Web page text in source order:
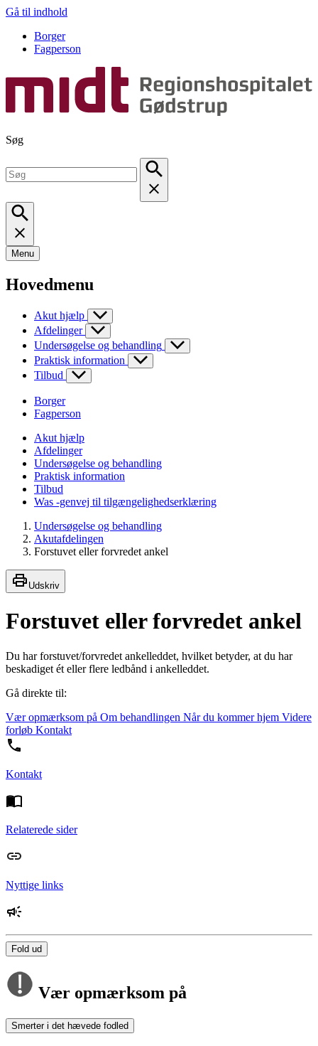
Gå til indhold
Borger
Fagperson
Søg
Menu
Hovedmenu
Akut hjælp
Afdelinger
Undersøgelse og behandling
Praktisk information
Tilbud
Borger
Fagperson
Akut hjælp
Afdelinger
Undersøgelse og behandling
Praktisk information
Tilbud
Was -genvej til tilgængelighedserklæring
Undersøgelse og behandling
Akutafdelingen
Forstuvet eller forvredet ankel
Udskriv
Forstuvet eller forvredet ankel
Du har forstuvet/forvredet ankelleddet, hvilket betyder, at du har
beskadiget ét eller flere ledbånd i ankelleddet.
Gå direkte til:
Vær opmærksom på Om behandlingen Når du kommer hjem Videre
forløb Kontakt
Kontakt
Relaterede sider
Nyttige links
Fold ud
Vær opmærksom på
Smerter i det hævede fodled